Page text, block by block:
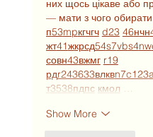
них щось цікаве або
— мати з чого
п53mpкгчгч d23 46нчн
жт41жкрсд54s7vbs4nw
совн43вжмг r19
рдr243633влквn7c123
т3538пдпс кмол …
Show More